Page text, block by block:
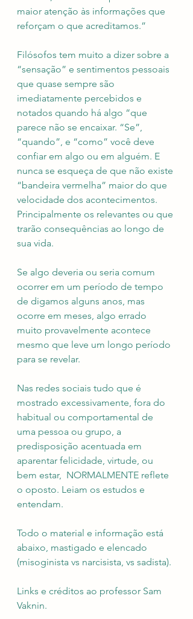
maior atenção às informações que
reforçam o que acreditamos.”
Filósofos tem muito a dizer sobre a
“sensação” e sentimentos pessoais
que quase sempre são
imediatamente percebidos e
notados quando há algo “que
parece não se encaixar. “Se”,
“quando”, e “como” você deve
confiar em algo ou em alguém. E
nunca se esqueça de que não existe
“bandeira vermelha” maior do que
velocidade dos acontecimentos.
Principalmente os relevantes ou que
trarão consequências ao longo de
sua vida.
Se algo deveria ou seria comum
ocorrer em um período de tempo
de digamos alguns anos, mas
ocorre em meses, algo errado
muito provavelmente acontece
mesmo que leve um longo período
para se revelar.
Nas redes sociais tudo que é
mostrado excessivamente, fora do
habitual ou comportamental de
uma pessoa ou grupo, a
predisposição acentuada em
aparentar felicidade, virtude, ou
bem estar,  NORMALMENTE reflete
o oposto. Leiam os estudos e
entendam.
Todo o material e informação está
abaixo, mastigado e elencado
(misoginista vs narcisista, vs sadista).
Links e créditos ao professor Sam
Vaknin.